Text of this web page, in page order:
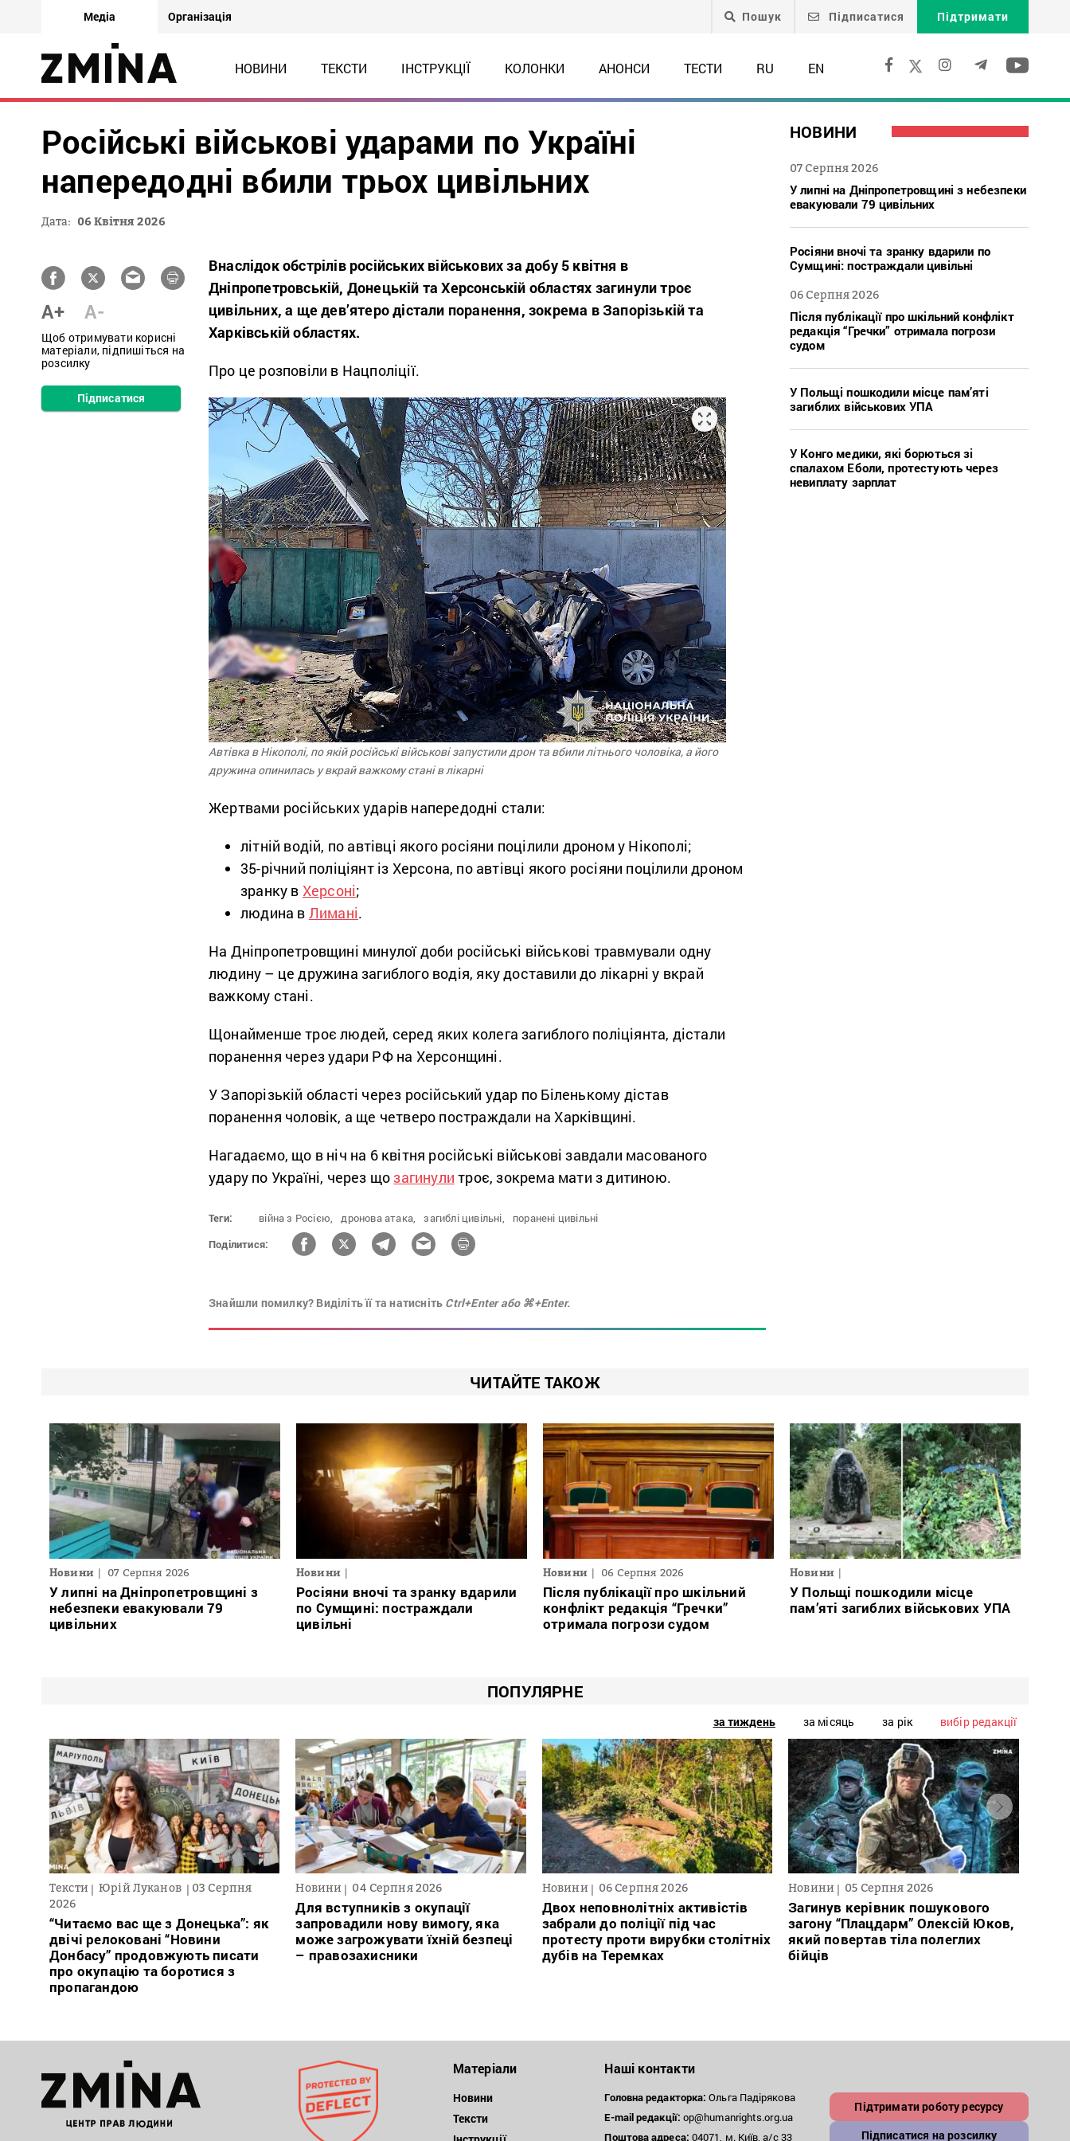
Медіа Організація Пошук Підписатися Підтримати
НОВИНИ ТЕКСТИ ІНСТРУКЦІЇ КОЛОНКИ АНОНСИ ТЕСТИ RU EN
Російські військові ударами по Україні
напередодні вбили трьох цивільних
Дата: 06 Квітня 2026
A+ A-
Щоб отримувати корисні
матеріали, підпишіться на
розсилку
Підписатися
Внаслідок обстрілів російських військових за добу 5 квітня в
Дніпропетровській, Донецькій та Херсонській областях загинули троє
цивільних, а ще дев’ятеро дістали поранення, зокрема в Запорізькій та
Харківській областях.
Про це розповіли в Нацполіції.
Автівка в Нікополі, по якій російські військові запустили дрон та вбили літнього чоловіка, а його
дружина опинилась у вкрай важкому стані в лікарні
Жертвами російських ударів напередодні стали:
літній водій, по автівці якого росіяни поцілили дроном у Нікополі;
35-річний поліціянт із Херсона, по автівці якого росіяни поцілили дроном
зранку в Херсоні;
людина в Лимані.
На Дніпропетровщині минулої доби російські військові травмували одну
людину – це дружина загиблого водія, яку доставили до лікарні у вкрай
важкому стані.
Щонайменше троє людей, серед яких колега загиблого поліціянта, дістали
поранення через удари РФ на Херсонщині.
У Запорізькій області через російський удар по Біленькому дістав
поранення чоловік, а ще четверо постраждали на Харківщині.
Нагадаємо, що в ніч на 6 квітня російські військові завдали масованого
удару по Україні, через щозагинули троє, зокрема мати з дитиною.
Теги: війна з Росією, дронова атака, загиблі цивільні,
поранені цивільні
Поділитися:
Знайшли помилку? Виділіть її та натисніть Ctrl+Enter або ⌘+Enter.
НОВИНИ
07 Серпня 2026
У липні на Дніпропетровщині з небезпеки
евакуювали 79 цивільних
Росіяни вночі та зранку вдарили по
Сумщині: постраждали цивільні
06 Серпня 2026
Після публікації про шкільний конфлікт
редакція “Гречки” отримала погрози
судом
У Польщі пошкодили місце пам’яті
загиблих військових УПА
У Конго медики, які борються зі
спалахом Еболи, протестують через
невиплату зарплат
ЧИТАЙТЕ ТАКОЖ
Новини 07 Серпня 2026
У липні на Дніпропетровщині з
небезпеки евакуювали 79
цивільних
Новини
Росіяни вночі та зранку вдарили
по Сумщині: постраждали
цивільні
Новини 06 Серпня 2026
Після публікації про шкільний
конфлікт редакція “Гречки”
отримала погрози судом
Новини
У Польщі пошкодили місце
пам’яті загиблих військових УПА
ПОПУЛЯРНЕ
за тиждень за місяць за рік вибір редакції
Тексти Юрій Луканов
03 Серпня
2026
“Читаємо вас ще з Донецька”: як
двічі релоковані “Новини
Донбасу” продовжують писати
про окупацію та боротися з
пропагандою
Новини 04 Серпня 2026
Для вступників з окупації
запровадили нову вимогу, яка
може загрожувати їхній безпеці
– правозахисники
Новини 06 Серпня 2026
Двох неповнолітніх активістів
забрали до поліції під час
протесту проти вирубки столітніх
дубів на Теремках
Новини 05 Серпня 2026
Загинув керівник пошукового
загону “Плацдарм” Олексій Юков,
який повертав тіла полеглих
бійців
Матеріали
Новини
Тексти
Наші контакти
Головна редакторка: Ольга Падірякова
E-mail редакції: op@humanrights.org.ua
Поштоваадреса: 04071, м. Київ, а/с 33
Підтримати роботу ресурсу
Підписатися на розсилку